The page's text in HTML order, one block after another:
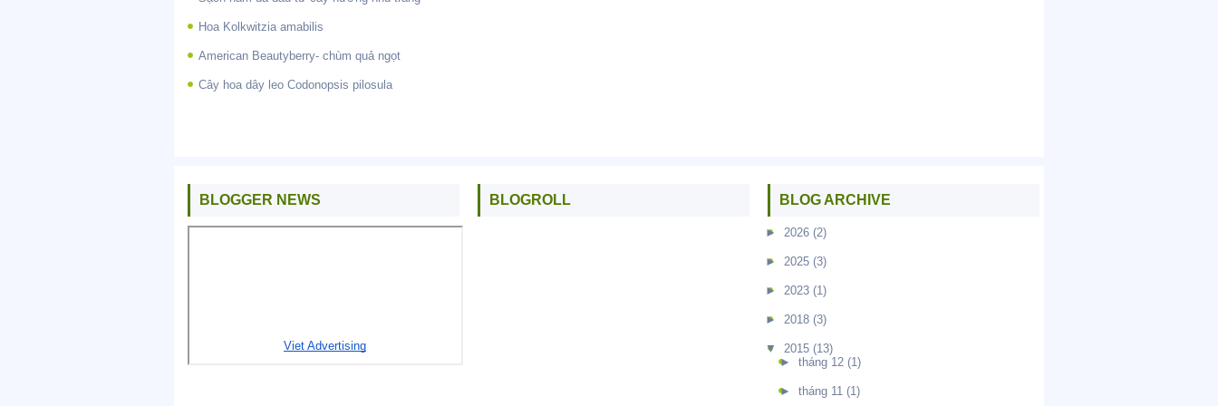
Hoa Kolkwitzia amabilis
American Beautyberry- chùm quả ngọt
Cây hoa dây leo Codonopsis pilosula
BLOGGER NEWS BLOGROLL BLOG ARCHIVE
► 2026 (2)
► 2025 (3)
► 2023 (1)
► 2018 (3)
▼ 2015 (13)
► tháng 12 (1)
► tháng 11 (1)